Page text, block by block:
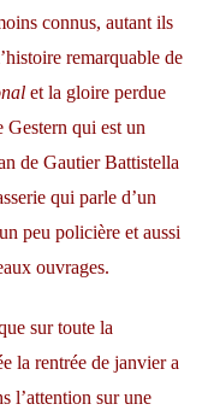
connus, autant ils
remarquable de
et la gloire perdue
Gestern qui est un
de Gautier Battistella
qui parle d’un
peu policière et aussi
ouvrages.
sur toute la
la rentrée de janvier a
l’attention sur une